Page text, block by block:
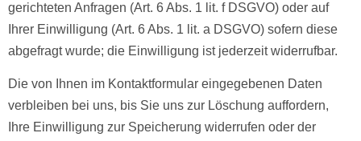
gerichteten Anfragen (Art. 6 Abs. 1 lit. f DSGVO) oder auf
Ihrer Einwilligung (Art. 6 Abs. 1 lit. a DSGVO) sofern diese
abgefragt wurde; die Einwilligung ist jederzeit widerrufbar.
Die von Ihnen im Kontaktformular eingegebenen Daten
verbleiben bei uns, bis Sie uns zur Löschung auffordern,
Ihre Einwilligung zur Speicherung widerrufen oder der